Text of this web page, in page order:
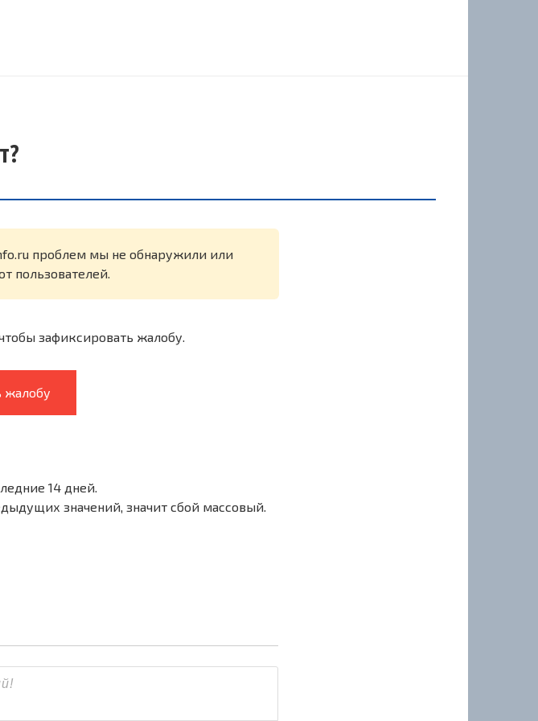
проблем мы не обнаружили или
пользователей.
зафиксировать жалобу.
жалобу
14 дней.
значений, значит сбой массовый.